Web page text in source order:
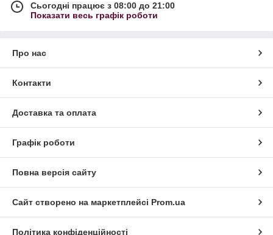
- короткі молодіжні пальта вільного покрою з принтованої
- зимові утеплені пальта з хутром з натуральної вовняної
Сьогодні працює з 08:00 до 21:00
Показати весь графік роботи
Про нас
Контакти
Доставка та оплата
Графік роботи
Повна версія сайту
Сайт створено на маркетплейсі Prom.ua
Політика конфіденційності